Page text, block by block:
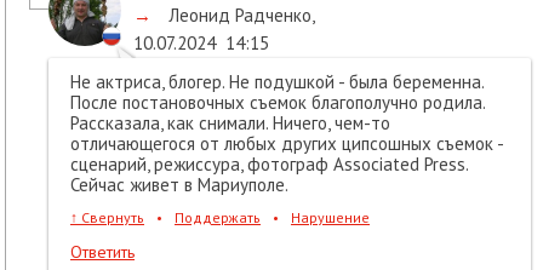
→
Леонид Радченко,
10.07.2024 14:15
Не актриса, блогер. Не подушкой - была беременна.
После постановочных съемок благополучно родила.
Рассказала, как снимали. Ничего, чем-то
отличающегося от любых других ципсошных съемок -
сценарий, режиссура, фотограф Associated Press.
Сейчас живет в Мариуполе.
↑ Свернуть • Поддержать • Нарушение
Ответить